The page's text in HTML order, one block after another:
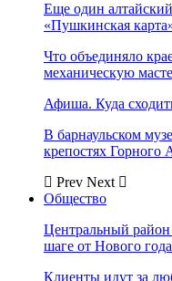
Еще один
«Пушкинская
Что объединяло
механическую
Афиша. Куда
В барнаульском
крепостях Горного
Prev Next
Общество
Центральный район
шаге от Нового
Клиенты идут за